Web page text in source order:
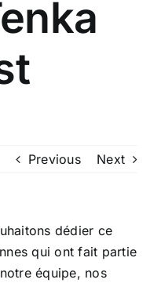
Previous Next
dédier ce
qui ont fait partie
équipe, nos